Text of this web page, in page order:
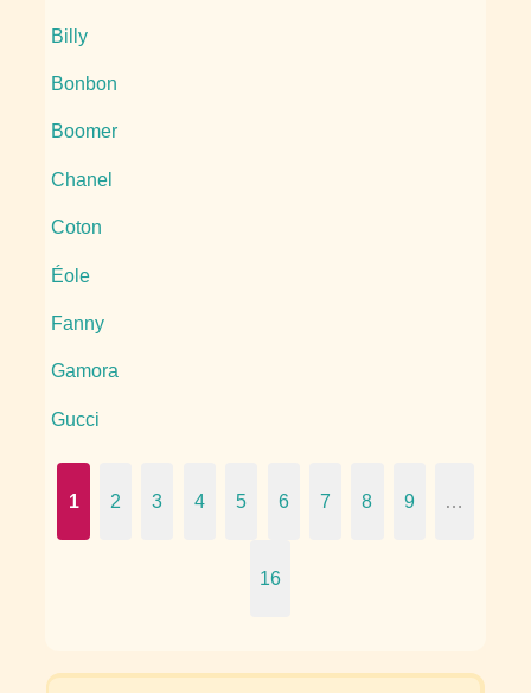
Billy
Bonbon
Boomer
Chanel
Coton
Éole
Fanny
Gamora
Gucci
1 2 3 4 5 6 7 8 9 …
16